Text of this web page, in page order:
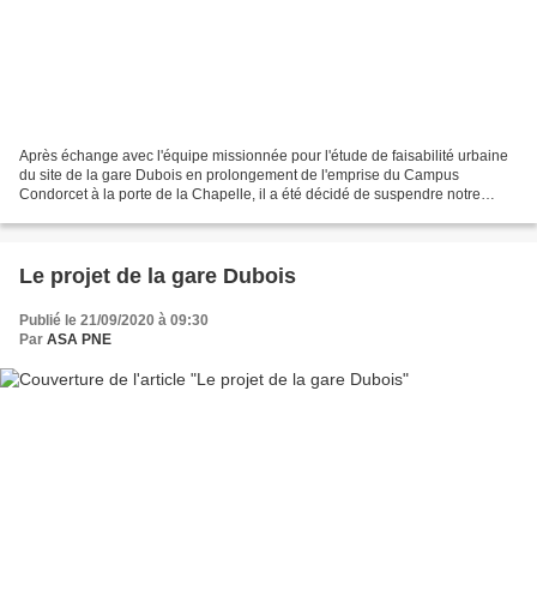
Après échange avec l'équipe missionnée pour l'étude de faisabilité urbaine
du site de la gare Dubois en prolongement de l'emprise du Campus
Condorcet à la porte de la Chapelle, il a été décidé de suspendre notre
Le projet de la gare Dubois
Publié le 21/09/2020 à 09:30
Par ASA PNE